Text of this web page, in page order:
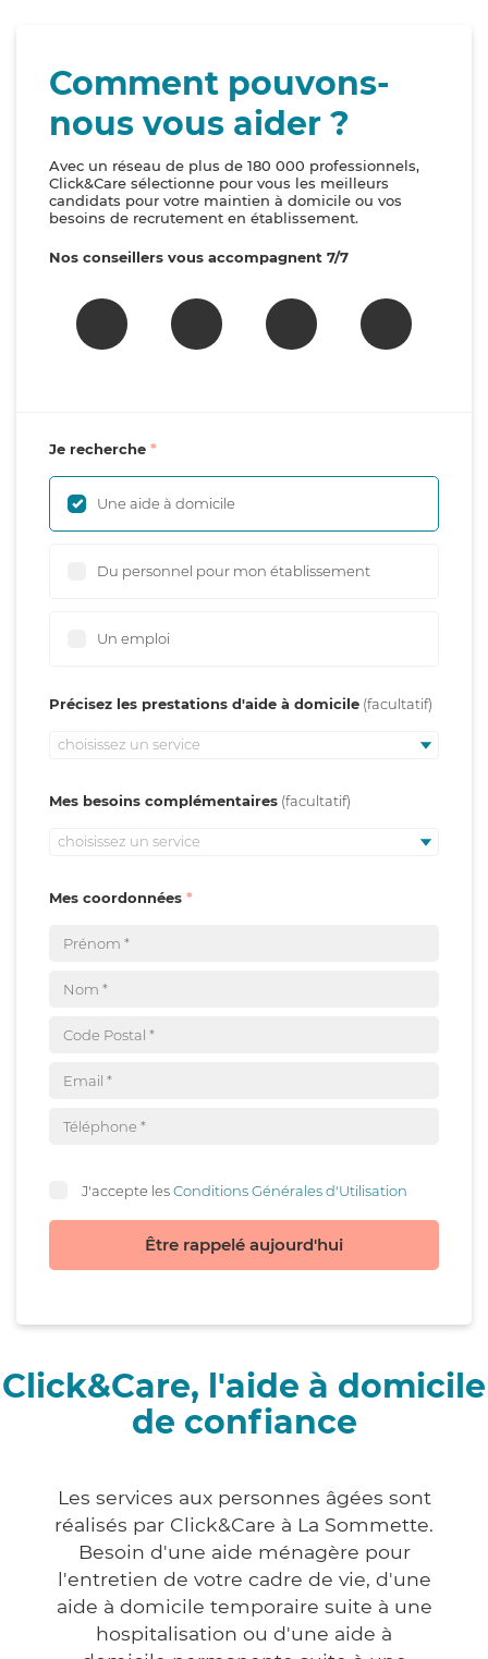
Comment pouvons-
nous vous aider ?
Avec un réseau de plus de 180 000 professionnels,
Click&Care sélectionne pour vous les meilleurs
candidats pour votre maintien à domicile ou vos
besoins de recrutement en établissement.
Nos conseillers vous accompagnent 7/7
Je recherche
Une aide à domicile
Du personnel pour mon établissement
Un emploi
Précisez les prestations d'aide à domicile
choisissez un service
Mes besoins complémentaires
choisissez un service
Mes coordonnées
J'accepte lesConditions Générales d'Utilisation
Être rappelé aujourd'hui
Click&Care, l'aide à domicile
de confiance
Les services aux personnes âgées sont
réalisés par Click&Care à La Sommette.
Besoin d'une aide ménagère pour
l'entretien de votre cadre de vie, d'une
aide à domicile temporaire suite à une
hospitalisation ou d'une aide à